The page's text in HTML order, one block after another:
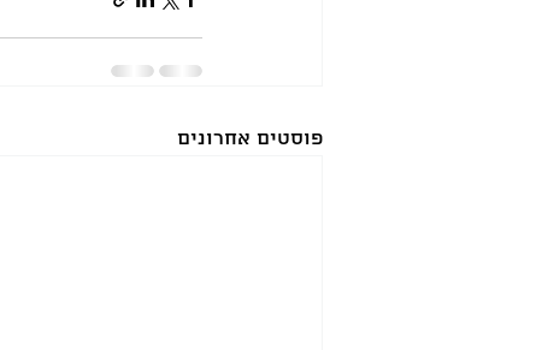
פוסטים אחרונים